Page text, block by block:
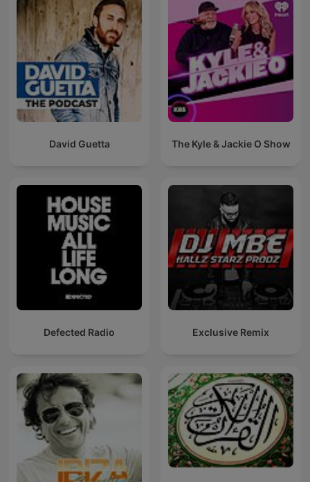
David Guetta The Kyle & Jackie O Show
Defected Radio Exclusive Remix